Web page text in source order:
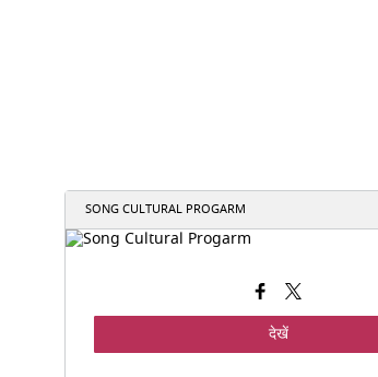
SONG CULTURAL PROGARM
देखें